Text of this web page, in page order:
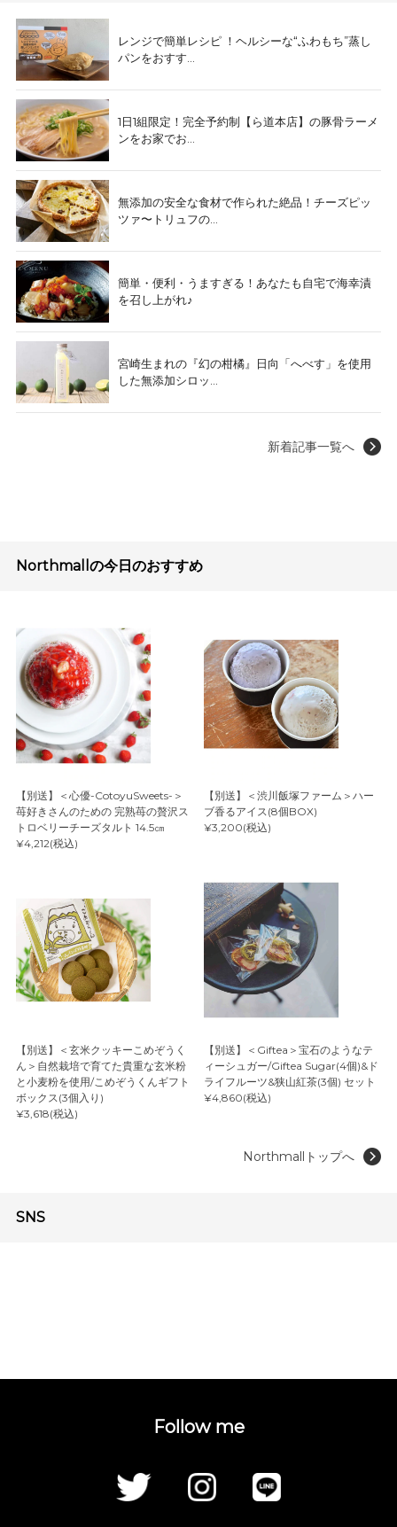
レンジで簡単レシピ ！ヘルシーな“ふわもち”蒸し
パンをおすす...
1日1組限定！完全予約制【ら道本店】の豚骨ラーメ
ンをお家でお...
無添加の安全な食材で作られた絶品！チーズピッ
ツァ〜トリュフの...
簡単・便利・うますぎる！あなたも自宅で海幸漬
を召し上がれ♪
宮崎生まれの『幻の柑橘』日向「へべす」を使用
した無添加シロッ...
新着記事一覧へ
Northmallの今日のおすすめ
【別送】＜心優-CotoyuSweets-＞
苺好きさんのための 完熟苺の贅沢ス
トロベリーチーズタルト 14.5㎝
¥4,212(税込)
【別送】＜渋川飯塚ファーム＞ハー
ブ香るアイス(8個BOX)
¥3,200(税込)
【別送】＜玄米クッキーこめぞうく
ん＞自然栽培で育てた貴重な玄米粉
と小麦粉を使用/こめぞうくんギフト
ボックス(3個入り)
¥3,618(税込)
【別送】＜Giftea＞宝石のようなテ
ィーシュガー/Giftea Sugar(4個)&ド
ライフルーツ&狭山紅茶(3個) セット
¥4,860(税込)
Northmallトップへ
SNS
Follow me